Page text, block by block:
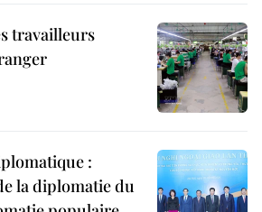
travailleurs
:
la diplomatie du